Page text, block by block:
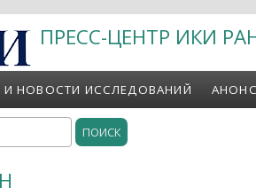
ПРЕСС-ЦЕНТР ИКИ
НОВОСТИ ИССЛЕДОВАНИЙ